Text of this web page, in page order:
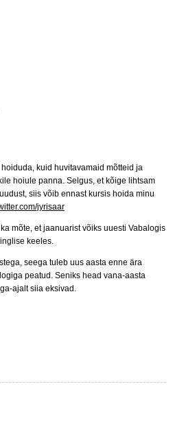
kuid huvitavamaid mõtteid ja
hoiule panna. Selgus, et kõige lihtsam
siis võib ennast kursis hoida minu
jyrisaar
mõte, et jaanuarist võiks uuesti Vabalogis
keeles.
seega tuleb uus aasta enne ära
peatud. Seniks head vana-aasta
ajalt siia eksivad.